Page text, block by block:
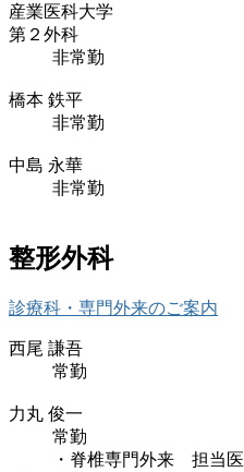
産業医科大学
第２外科
非常勤
橋本 鉄平
非常勤
中島 永華
非常勤
整形外科
診療科・専門外来のご案内
西尾 謙吾
常勤
力丸 俊一
常勤
・脊椎専門外来 担当医